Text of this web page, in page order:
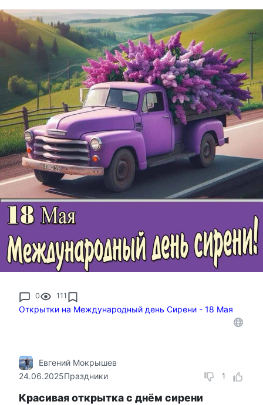
0 111
Открытки на Международный день Сирени - 18 Мая
1
Евгений Мокрышев
24.06.2025Праздники
Красивая открытка с днём сирени